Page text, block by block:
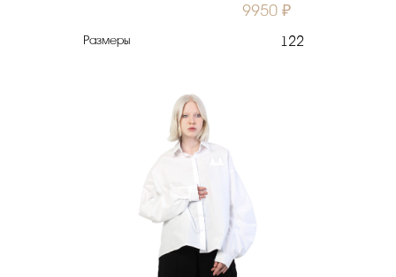
9950 ₽
Размеры 122